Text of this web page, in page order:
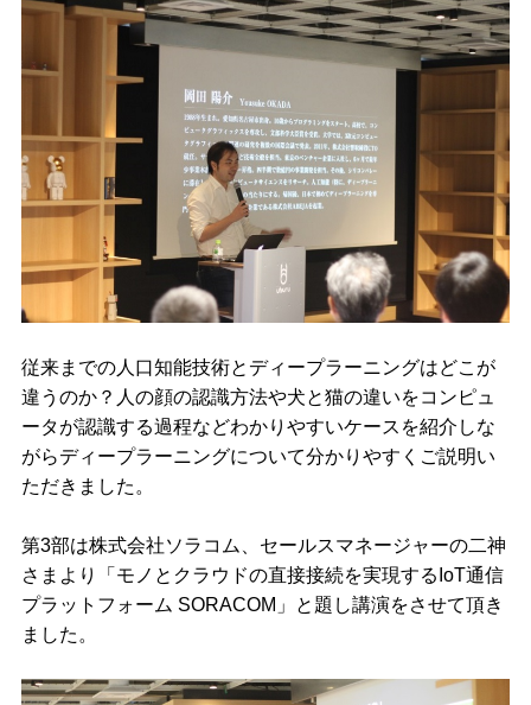
従来までの人口知能技術とディープラーニングはどこが
違うのか？人の顔の認識方法や犬と猫の違いをコンピュ
ータが認識する過程などわかりやすいケースを紹介しな
がらディープラーニングについて分かりやすくご説明い
ただきました。
第3部は株式会社ソラコム、セールスマネージャーの二神
さまより「モノとクラウドの直接接続を実現するIoT通信
プラットフォーム SORACOM」と題し講演をさせて頂き
ました。